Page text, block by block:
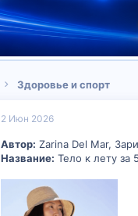
Здоровье и спорт
2 Июн 2026
Автор: Zarina Del Mar,
Название: Тело к лету за